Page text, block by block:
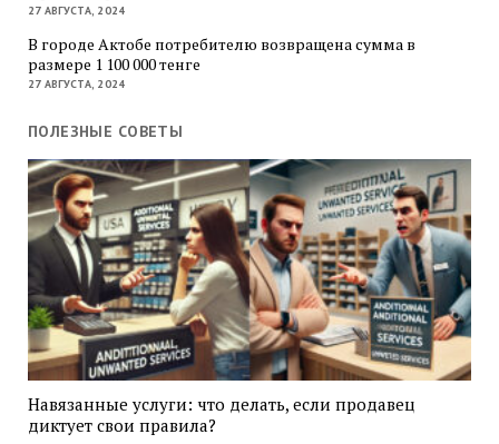
27 АВГУСТА, 2024
В городе Актобе потребителю возвращена сумма в
размере 1 100 000 тенге
27 АВГУСТА, 2024
ПОЛЕЗНЫЕ СОВЕТЫ
Навязанные услуги: что делать, если продавец
диктует свои правила?